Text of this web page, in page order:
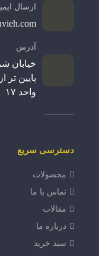
ارسال
آدرس
خیابان
واحد ۱۷
دسترسی سریع
محصولات
تماس با ما
مقالات
درباره ما
سبد خرید